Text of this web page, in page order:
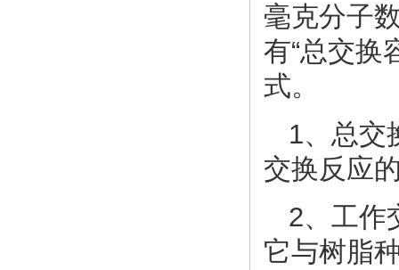
毫克分子
有“总交换
式。
1、总交
交换反应
2、工作
它与树脂